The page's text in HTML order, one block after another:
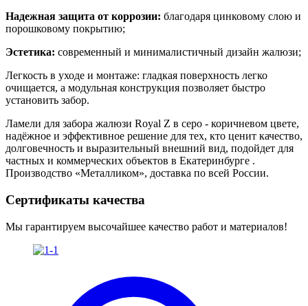
Надежная защита от коррозии: благодаря цинковому слою и
порошковому покрытию;
Эстетика: современный и минималистичный дизайн жалюзи;
Легкость в уходе и монтаже: гладкая поверхность легко
очищается, а модульная конструкция позволяет быстро
установить забор.
Ламели для забора жалюзи Royal Z в серо - коричневом цвете,
надёжное и эффективное решение для тех, кто ценит качество,
долговечность и выразительный внешний вид, подойдет для
частных и коммерческих объектов в Екатеринбурге .
Производство «Металликом», доставка по всей России.
Сертификаты качества
Мы гарантируем высочайшее качество работ и материалов!